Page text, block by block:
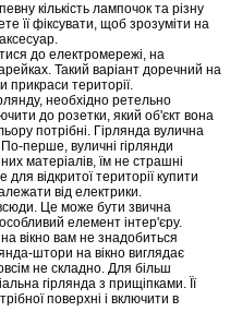
кількість лампочок та різну
її фіксувати, щоб зрозуміти на
до електромережі, на
Такий варіант доречний на
прикраси території.
необхідно ретельно
до розетки, який об'єкт вона
потрібні. Гірлянда вулична
По-перше, вуличні гірлянди
матеріалів, їм не страшні
відкритої території купити
від електрики.
Це може бути звична
елемент інтер'єру.
вікно вам не знадобиться
штори на вікно виглядає
не складно. Для більш
гірлянда з прищіпками. Її
поверхні і включити в